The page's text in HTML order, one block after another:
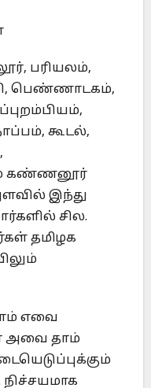
பரியலம்,
பெண்ணாடகம்,
கூடல்,
கண்ணனூர்
இந்து
சில.
தமிழக
எவை
அவை தாம்